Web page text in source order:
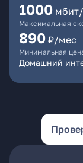
1000
Максимальная
890 ₽/мес
Минимальная
Домашний